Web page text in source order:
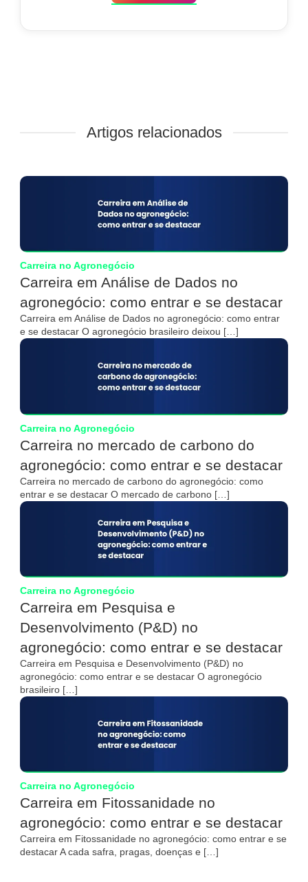
Artigos relacionados
Carreira no Agronegócio
Carreira em Análise de Dados no
agronegócio: como entrar e se destacar
Carreira em Análise de Dados no agronegócio: como entrar
e se destacar O agronegócio brasileiro deixou […]
Carreira no Agronegócio
Carreira no mercado de carbono do
agronegócio: como entrar e se destacar
Carreira no mercado de carbono do agronegócio: como
entrar e se destacar O mercado de carbono […]
Carreira no Agronegócio
Carreira em Pesquisa e
Desenvolvimento (P&D) no
agronegócio: como entrar e se destacar
Carreira em Pesquisa e Desenvolvimento (P&D) no
agronegócio: como entrar e se destacar O agronegócio
brasileiro […]
Carreira no Agronegócio
Carreira em Fitossanidade no
agronegócio: como entrar e se destacar
Carreira em Fitossanidade no agronegócio: como entrar e se
destacar A cada safra, pragas, doenças e […]